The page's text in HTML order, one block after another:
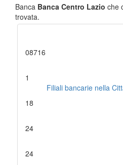
Banca Banca Centro Lazio che
trovata.
08716
1
Filiali bancarie nella
18
24
24